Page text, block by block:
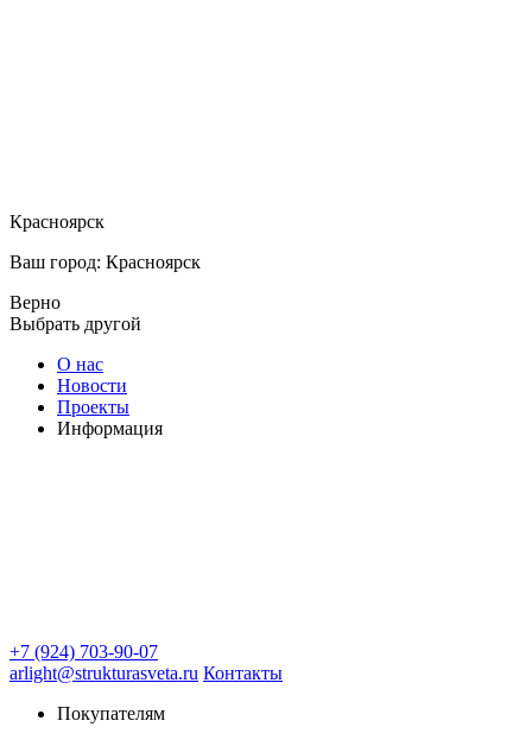
Красноярск
Ваш город: Красноярск
Верно
Выбрать другой
О нас
Новости
Проекты
Информация
+7 (924) 703-90-07
arlight@strukturasveta.ru Контакты
Покупателям